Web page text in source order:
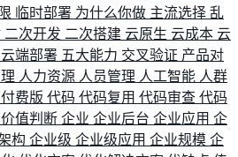
临时部署 为什么你做 主流选择 乱
二次开发 二次搭建 云原生 云成本 云
云端部署 五大能力 交叉验证 产品对
人力资源 人员管理 人工智能 人群
付费版 代码 代码复用 代码审查 代码
价值判断 企业 企业后台 企业应用 企
构 企业级 企业级应用 企业规模 企